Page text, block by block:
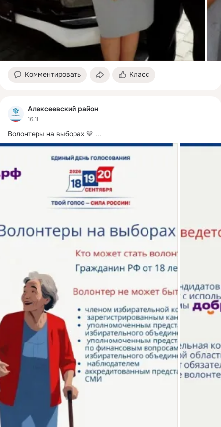
Комментировать Класс
Алексеевский район
16:11
Волонтеры на выборах 💙 ...